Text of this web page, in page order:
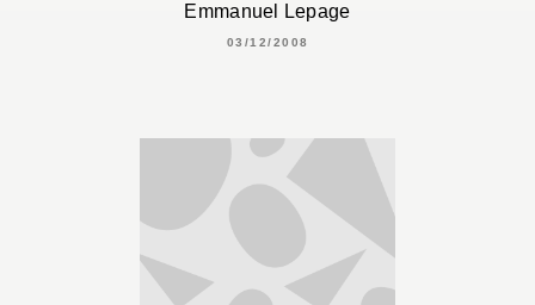
Emmanuel Lepage
03/12/2008